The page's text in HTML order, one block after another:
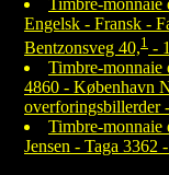
Timbre-
Engelsk - Fransk -
Bentzonsveg 40,1 -
Timbre-monnaie
4860 - København
overforingsbillerder
Timbre-monnaie
Jensen - Taga 3362